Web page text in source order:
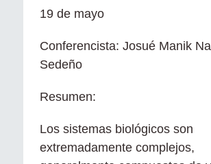
19 de mayo
Conferencista: Josué Manik
Sedeño
Resumen:
Los sistemas biológicos son
extremadamente complejos,